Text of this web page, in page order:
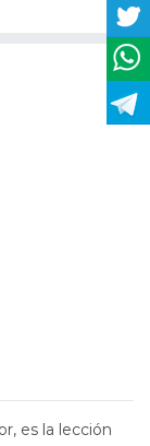
es la lección